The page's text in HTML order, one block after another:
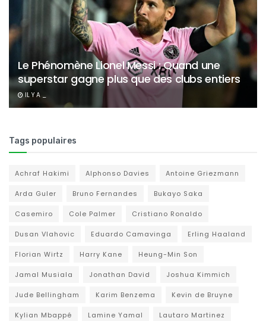
Le Phénomène Lionel Messi : Quand une
superstar gagne plus que des clubs entiers
IL Y A _
Tags populaires
Achraf Hakimi Alphonso Davies Antoine Griezmann
Arda Guler Bruno Fernandes Bukayo Saka
Casemiro Cole Palmer Cristiano Ronaldo
Dusan Vlahovic Eduardo Camavinga Erling Haaland
Florian Wirtz Harry Kane Heung-Min Son
Jamal Musiala Jonathan David Joshua Kimmich
Jude Bellingham Karim Benzema Kevin de Bruyne
Kylian Mbappé Lamine Yamal Lautaro Martinez